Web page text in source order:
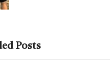
Posts